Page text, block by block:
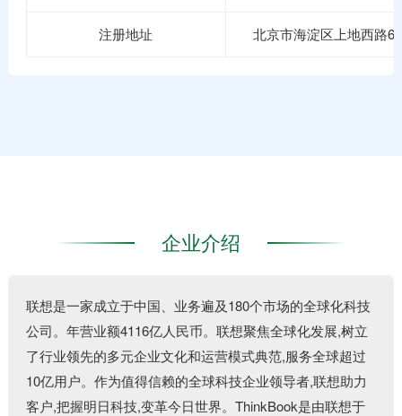
注册地址 北京市海淀区上地西路6
企业介绍
联想是一家成立于中国、业务遍及180个市场的全球化科技
公司。年营业额4116亿人民币。联想聚焦全球化发展,树立
了行业领先的多元企业文化和运营模式典范,服务全球超过
10亿用户。作为值得信赖的全球科技企业领导者,联想助力
客户,把握明日科技,变革今日世界。ThinkBook是由联想于